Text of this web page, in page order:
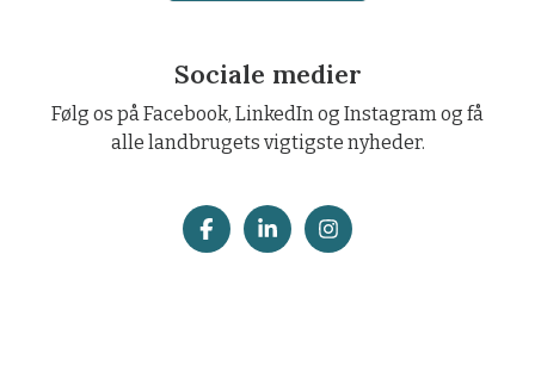
Sociale medier
Følg os på Facebook, LinkedIn og Instagram og få
alle landbrugets vigtigste nyheder.